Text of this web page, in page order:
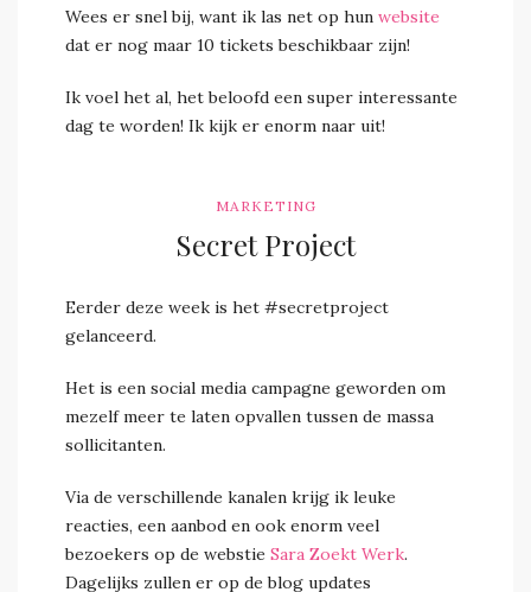
Wees er snel bij, want ik las net op hun website
dat er nog maar 10 tickets beschikbaar zijn!
Ik voel het al, het beloofd een super interessante
dag te worden! Ik kijk er enorm naar uit!
MARKETING
Secret Project
Eerder deze week is het #secretproject
gelanceerd.
Het is een social media campagne geworden om
mezelf meer te laten opvallen tussen de massa
sollicitanten.
Via de verschillende kanalen krijg ik leuke
reacties, een aanbod en ook enorm veel
bezoekers op de webstie Sara Zoekt Werk.
Dagelijks zullen er op de blog updates